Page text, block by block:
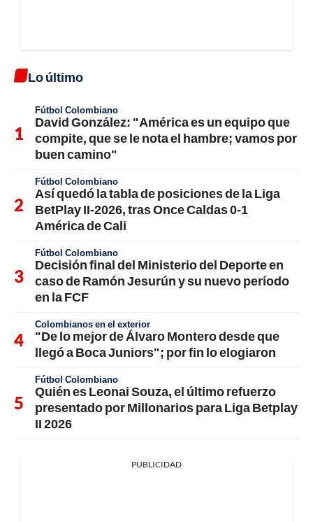
Lo último
Fútbol Colombiano
David González: "América es un equipo que
compite, que se le nota el hambre; vamos por
buen camino"
Fútbol Colombiano
Así quedó la tabla de posiciones de la Liga
BetPlay II-2026, tras Once Caldas 0-1
América de Cali
Fútbol Colombiano
Decisión final del Ministerio del Deporte en
caso de Ramón Jesurún y su nuevo período
en la FCF
Colombianos en el exterior
"De lo mejor de Álvaro Montero desde que
llegó a Boca Juniors"; por fin lo elogiaron
Fútbol Colombiano
Quién es Leonai Souza, el último refuerzo
presentado por Millonarios para Liga Betplay
II 2026
PUBLICIDAD